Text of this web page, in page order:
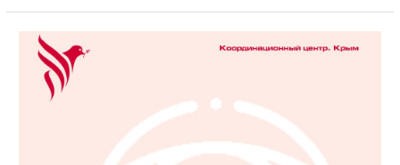
за
экстремизм
для
несовершеннолетних